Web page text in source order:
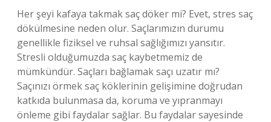
Her şeyi kafaya takmak saç döker mi? Evet, stres saç
dökülmesine neden olur. Saçlarımızın durumu
genellikle fiziksel ve ruhsal sağlığımızı yansıtır.
Stresli olduğumuzda saç kaybetmemiz de
mümkündür. Saçları bağlamak saçı uzatır mı?
Saçınızı örmek saç köklerinin gelişimine doğrudan
katkıda bulunmasa da, koruma ve yıpranmayı
önleme gibi faydalar sağlar. Bu faydalar sayesinde